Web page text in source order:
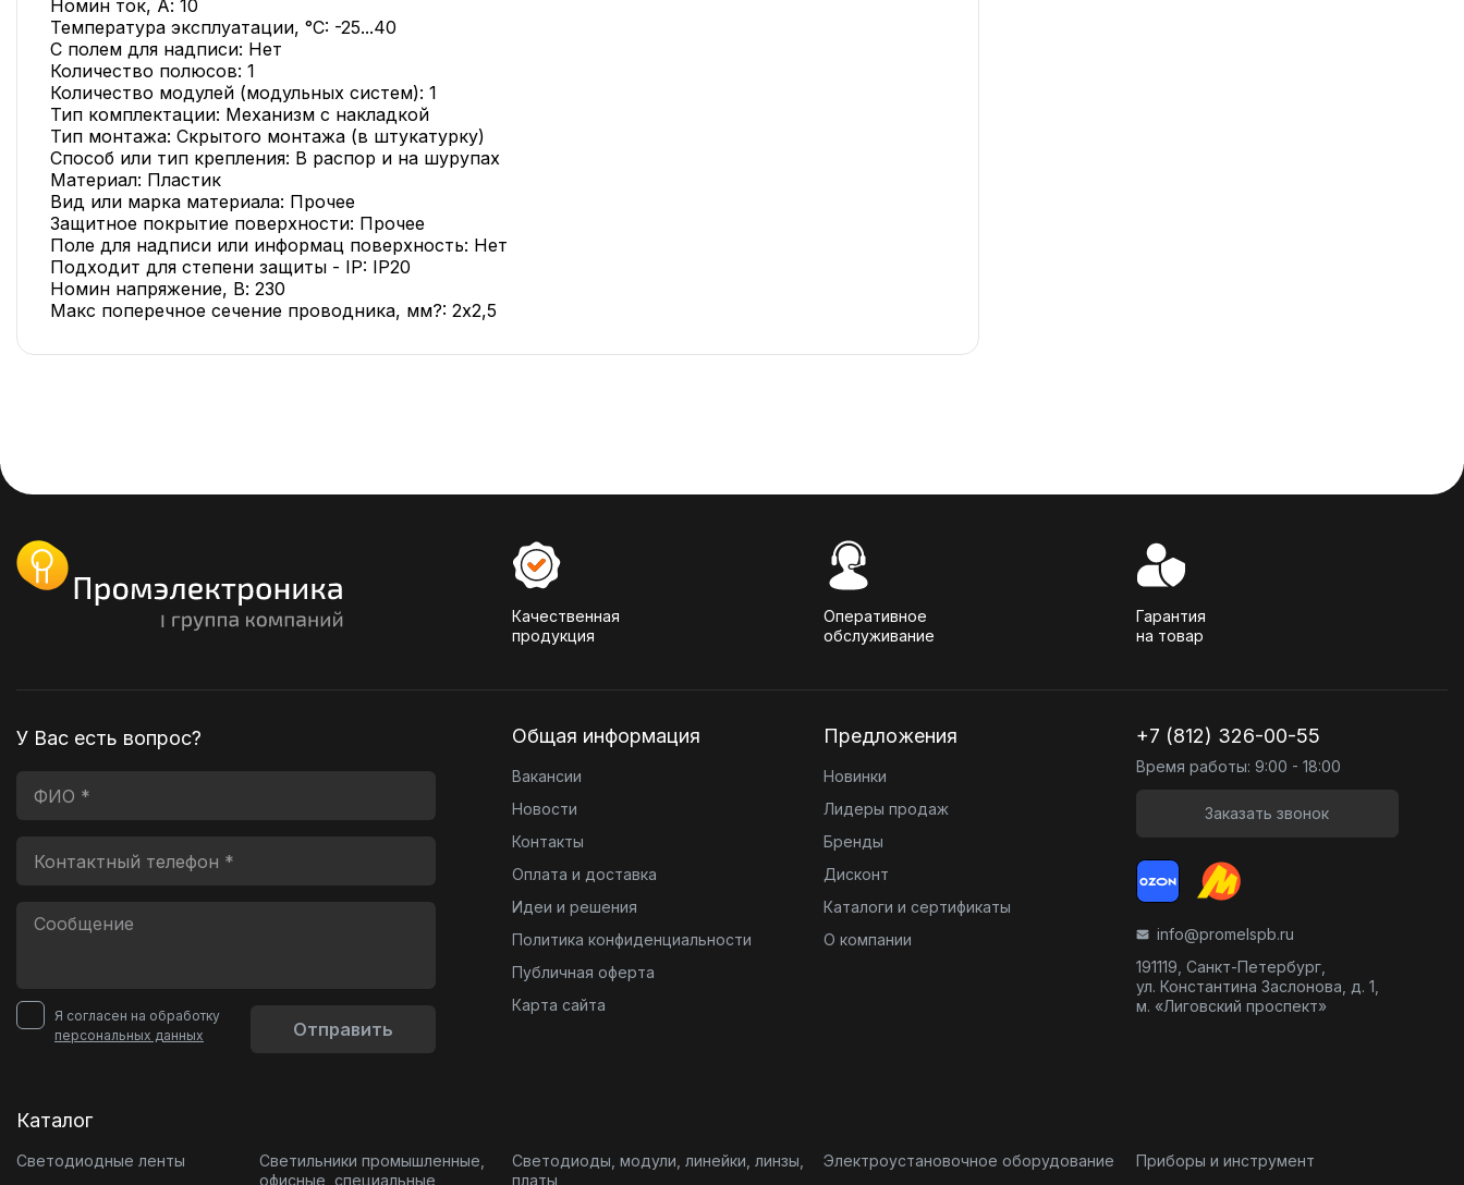
Номин ток, А: 10
Температура эксплуатации, °C: -25...40
С полем для надписи: Нет
Количество полюсов: 1
Количество модулей (модульных систем): 1
Тип комплектации: Механизм с накладкой
Тип монтажа: Скрытого монтажа (в штукатурку)
Способ или тип крепления: В распор и на шурупах
Материал: Пластик
Вид или марка материала: Прочее
Защитное покрытие поверхности: Прочее
Поле для надписи или информац поверхность: Нет
Подходит для степени защиты - IP: IP20
Номин напряжение, В: 230
Макс поперечное сечение проводника, мм?: 2х2,5
Качественная
продукция
Оперативное
обслуживание
Гарантия
на товар
У Вас есть вопрос?
Я согласен на обработку
персональных данных
Отправить
Общая информация
Вакансии
Новости
Контакты
Оплата и доставка
Идеи и решения
Политика конфиденциальности
Публичная оферта
Карта сайта
Предложения
Новинки
Лидеры продаж
Бренды
Дисконт
Каталоги и сертификаты
О компании
+7 (812) 326-00-55
Время работы: 9:00 - 18:00
Заказать звонок
info@promelspb.ru
191119, Санкт-Петербург,
ул. Константина Заслонова, д. 1,
м. «Лиговский проспект»
Каталог
Светодиодные ленты
Светильники промышленные,
офисные, специальные
Светодиоды, модули, линейки, линзы,
платы
Электроустановочное оборудование
Приборы и инструмент